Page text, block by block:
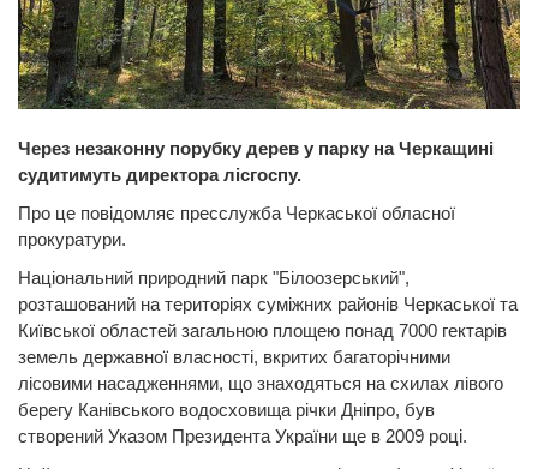
Через незаконну порубку дерев у парку на Черкащині
судитимуть директора лісгоспу.
Про це повідомляє пресслужба Черкаської обласної
прокуратури.
Національний природний парк "Білоозерський",
розташований на територіях суміжних районів Черкаської та
Київської областей загальною площею понад 7000 гектарів
земель державної власності, вкритих багаторічними
лісовими насадженнями, що знаходяться на схилах лівого
берегу Канівського водосховища річки Дніпро, був
створений Указом Президента України ще в 2009 році.